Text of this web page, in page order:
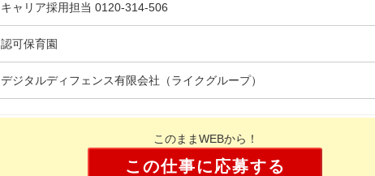
キャリア採用担当 0120-314-506
認可保育園
デジタルディフェンス有限会社（ライクグループ）
このままWEBから！
この仕事に応募する